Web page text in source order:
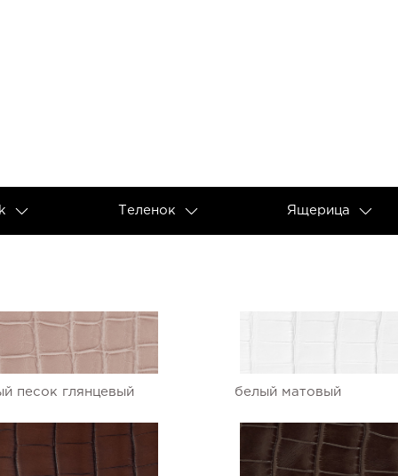
Теленок Ящерица
песок глянцевый белый матовый